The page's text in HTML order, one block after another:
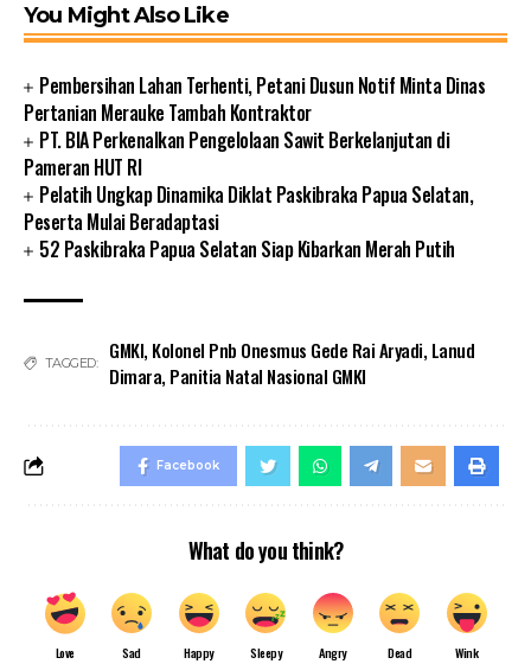
You Might Also Like
Pembersihan Lahan Terhenti, Petani Dusun Notif Minta Dinas
Pertanian Merauke Tambah Kontraktor
PT. BIA Perkenalkan Pengelolaan Sawit Berkelanjutan di
Pameran HUT RI
Pelatih Ungkap Dinamika Diklat Paskibraka Papua Selatan,
Peserta Mulai Beradaptasi
52 Paskibraka Papua Selatan Siap Kibarkan Merah Putih
TAGGED: GMKI, Kolonel Pnb Onesmus Gede Rai Aryadi, Lanud
Dimara, Panitia Natal Nasional GMKI
Facebook
What do you think?
Love Sad Happy Sleepy Angry Dead Wink